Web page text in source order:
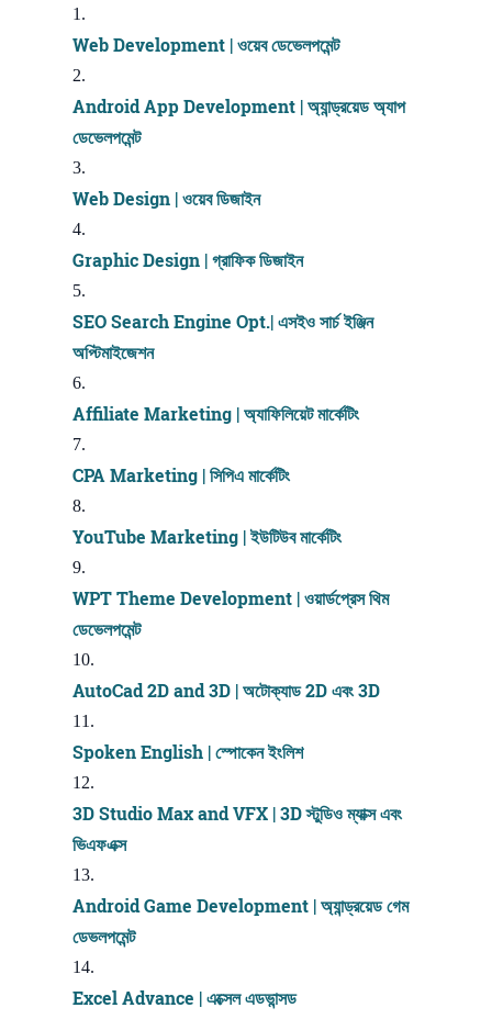
Web Development | ওয়েব ডেভেলপমেন্ট
Android App Development | অ্যান্ড্রয়েড অ্যাপ
ডেভেলপমেন্ট
Web Design | ওয়েব ডিজাইন
Graphic Design | গ্রাফিক ডিজাইন
SEO Search Engine Opt.| এসইও সার্চ ইঞ্জিন
অপ্টিমাইজেশন
Affiliate Marketing | অ্যাফিলিয়েট মার্কেটিং
CPA Marketing | সিপিএ মার্কেটিং
YouTube Marketing | ইউটিউব মার্কেটিং
WPT Theme Development | ওয়ার্ডপ্রেস থিম
ডেভেলপমেন্ট
AutoCad 2D and 3D | অটোক্যাড 2D এবং 3D
Spoken English | স্পোকেন ইংলিশ
3D Studio Max and VFX | 3D স্টুডিও ম্যাক্স এবং
ভিএফএক্স
Android Game Development | অ্যান্ড্রয়েড গেম
ডেভলপমেন্ট
Excel Advance | এক্সেল এডভান্সড